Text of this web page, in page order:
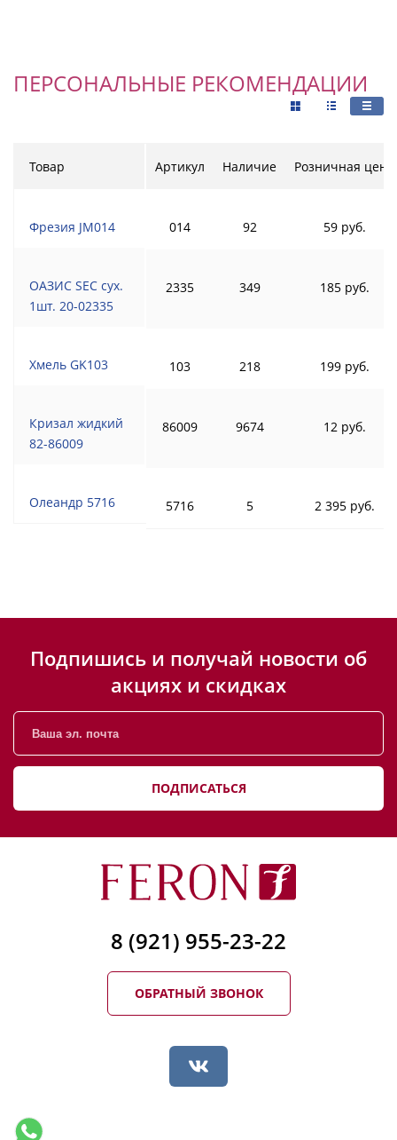
ПЕРСОНАЛЬНЫЕ РЕКОМЕНДАЦИИ
Товар
Фрезия JM014
ОАЗИС SEC сух.
1шт. 20-02335
Хмель GK103
Кризал жидкий
82-86009
Олеандр 5716
Артикул Наличие Розничная цена
014 92 59 руб.
2335 349 185 руб.
103 218 199 руб.
86009 9674 12 руб.
5716 5 2 395 руб.
Подпишись и получай новости об
акциях и скидках
ПОДПИСАТЬСЯ
8 (921) 955-23-22
ОБРАТНЫЙ ЗВОНОК